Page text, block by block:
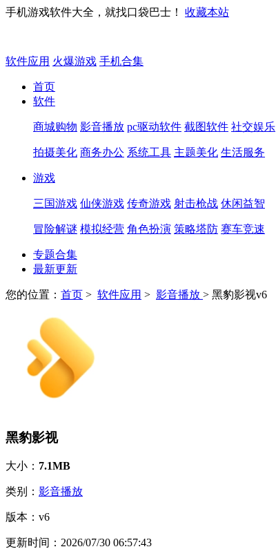
手机游戏软件大全，就找口袋巴士！ 收藏本站
软件应用 火爆游戏 手机合集
首页
软件
商城购物 影音播放 pc驱动软件 截图软件 社交娱乐
拍摄美化 商务办公 系统工具 主题美化 生活服务
游戏
三国游戏 仙侠游戏 传奇游戏 射击枪战 休闲益智
冒险解谜 模拟经营 角色扮演 策略塔防 赛车竞速
专题合集
最新更新
您的位置： 首页 > 软件应用 > 影音播放 > 黑豹影视v6
黑豹影视
大小： 7.1MB
类别： 影音播放
版本： v6
更新时间： 2026/07/30 06:57:43